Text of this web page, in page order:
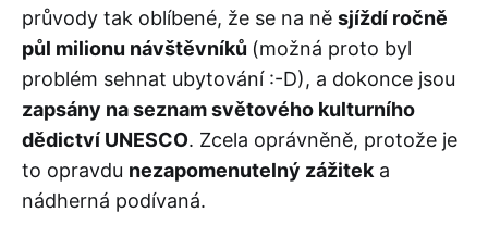
průvody tak oblíbené, že se na ně sjíždí ročně
půl milionu návštěvníků (možná proto byl
problém sehnat ubytování :-D), a dokonce jsou
zapsány na seznam světového kulturního
dědictví UNESCO. Zcela oprávněně, protože je
to opravdu nezapomenutelný zážitek a
nádherná podívaná.